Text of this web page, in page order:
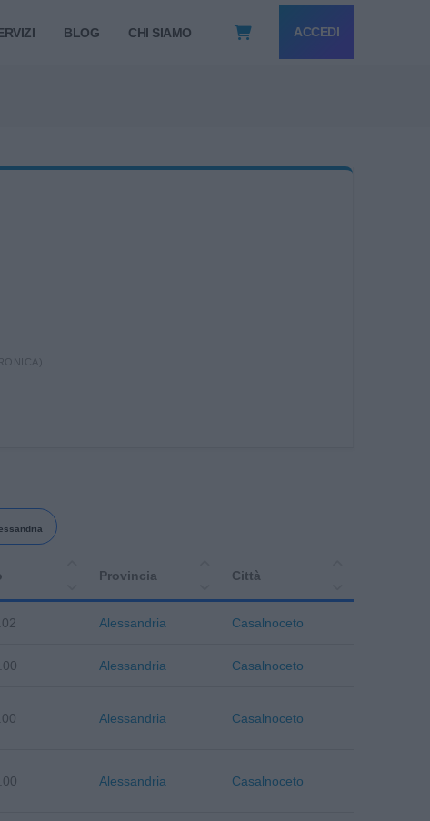
BLOG CHI SIAMO ACCEDI
Provincia Città
Alessandria Casalnoceto
Alessandria Casalnoceto
Alessandria Casalnoceto
Alessandria Casalnoceto